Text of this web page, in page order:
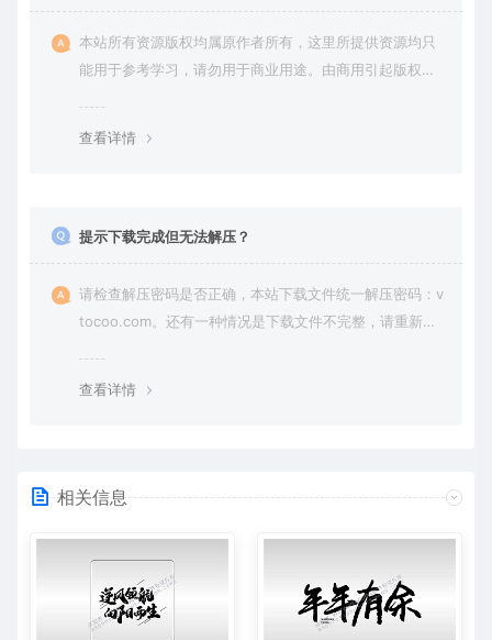
本站所有资源版权均属原作者所有，这里所提供资源均只
能用于参考学习，请勿用于商业用途。由商用引起版权纠
查看详情
提示下载完成但无法解压？
请检查解压密码是否正确，本站下载文件统一解压密码：v
tocoo.com。还有一种情况是下载文件不完整，请重新下
查看详情
相关信息